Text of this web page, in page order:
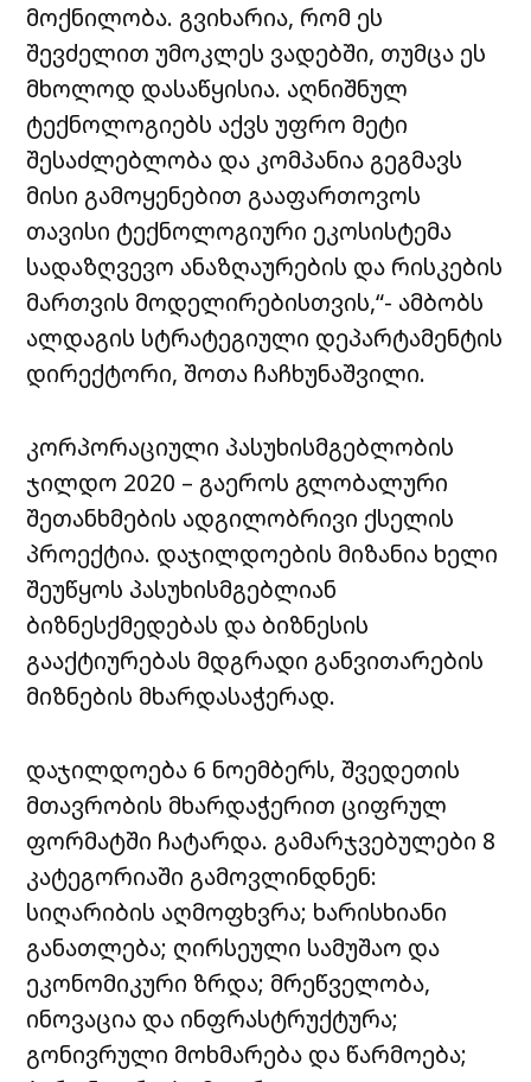
მოქნილობა. გვიხარია, რომ ეს
შევძელით უმოკლეს ვადებში, თუმცა ეს
მხოლოდ დასაწყისია. აღნიშნულ
ტექნოლოგიებს აქვს უფრო მეტი
შესაძლებლობა და კომპანია გეგმავს
მისი გამოყენებით გააფართოვოს
თავისი ტექნოლოგიური ეკოსისტემა
სადაზღვევო ანაზღაურების და რისკების
მართვის მოდელირებისთვის,“- ამბობს
ალდაგის სტრატეგიული დეპარტამენტის
დირექტორი, შოთა ჩაჩხუნაშვილი.
კორპორაციული პასუხისმგებლობის
ჯილდო 2020 – გაეროს გლობალური
შეთანხმების ადგილობრივი ქსელის
პროექტია. დაჯილდოების მიზანია ხელი
შეუწყოს პასუხისმგებლიან
ბიზნესქმედებას და ბიზნესის
გააქტიურებას მდგრადი განვითარების
მიზნების მხარდასაჭერად.
დაჯილდოება 6 ნოემბერს, შვედეთის
მთავრობის მხარდაჭერით ციფრულ
ფორმატში ჩატარდა. გამარჯვებულები 8
კატეგორიაში გამოვლინდნენ:
სიღარიბის აღმოფხვრა; ხარისხიანი
განათლება; ღირსეული სამუშაო და
ეკონომიკური ზრდა; მრეწველობა,
ინოვაცია და ინფრასტრუქტურა;
გონივრული მოხმარება და წარმოება;